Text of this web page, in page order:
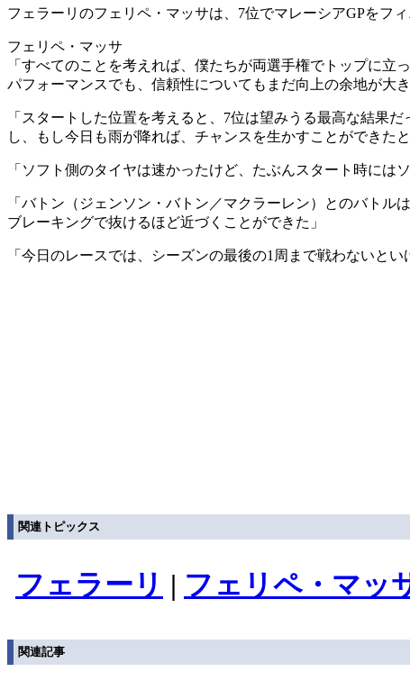
フェラーリのフェリペ・マッサは、7位でマレーシアGPをフィ
フェリペ・マッサ
「すべてのことを考えれば、僕たちが両選手権でトップに
パフォーマンスでも、信頼性についてもまだ向上の余地が大
「スタートした位置を考えると、7位は望みうる最高な結果
し、もし今日も雨が降れば、チャンスを生かすことができた
「ソフト側のタイヤは速かったけど、たぶんスタート時に
「バトン（ジェンソン・バトン／マクラーレン）とのバト
ブレーキングで抜けるほど近づくことができた」
「今日のレースでは、シーズンの最後の1周まで戦わないと
関連トピックス
フェラーリ | フェリペ・マッ
関連記事